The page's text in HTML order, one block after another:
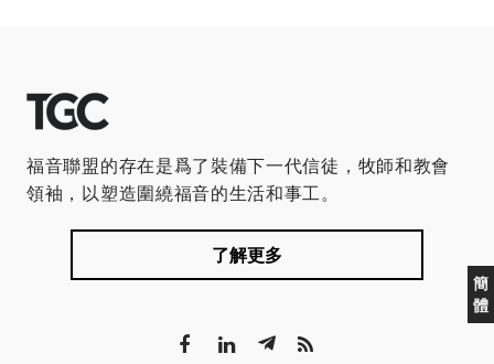
簡
體
福音聯盟的存在是爲了裝備下一代信徒，牧師和教會
領袖，以塑造圍繞福音的生活和事工。
了解更多